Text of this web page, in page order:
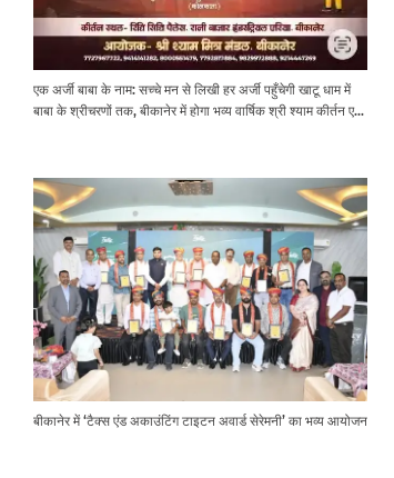
एक अर्जी बाबा के नाम: सच्चे मन से लिखी हर अर्जी पहुँचेगी खाटू धाम में
बाबा के श्रीचरणों तक, बीकानेर में होगा भव्य वार्षिक श्री श्याम कीर्तन एवं
बीकानेर में ‘टैक्स एंड अकाउंटिंग टाइटन अवार्ड सेरेमनी’ का भव्य आयोजन